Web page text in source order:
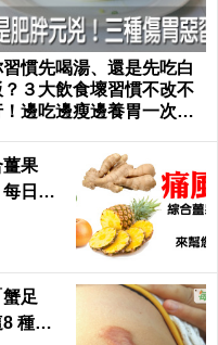
習慣先喝湯、還是先吃白
？３大飲食壞習慣不改不
！邊吃邊瘦邊養胃一次做
薑果
日健
足
種天